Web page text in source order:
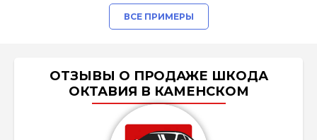
ВСЕ ПРИМЕРЫ
ОТЗЫВЫ О ПРОДАЖЕ ШКОДА
ОКТАВИЯ В КАМЕНСКОМ